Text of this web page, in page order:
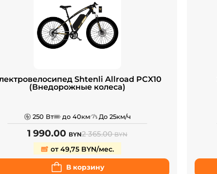
Shtenli Allroad PCX10
(Внедорожные колеса)
250 Вт до 40км До 25км/ч
1 990.00 BYN2 365.00BYN
от 49,75 BYN/мес.
В корзину